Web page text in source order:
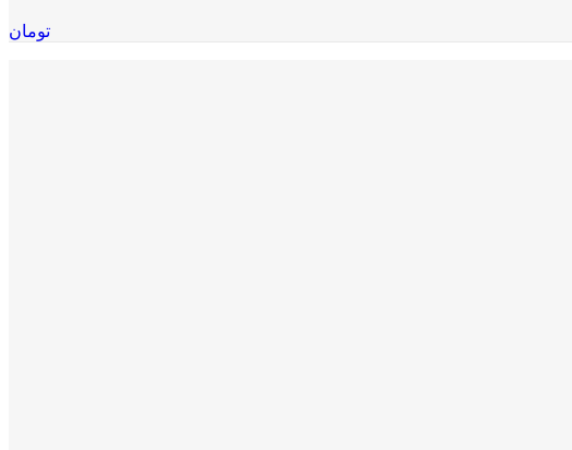
تومان